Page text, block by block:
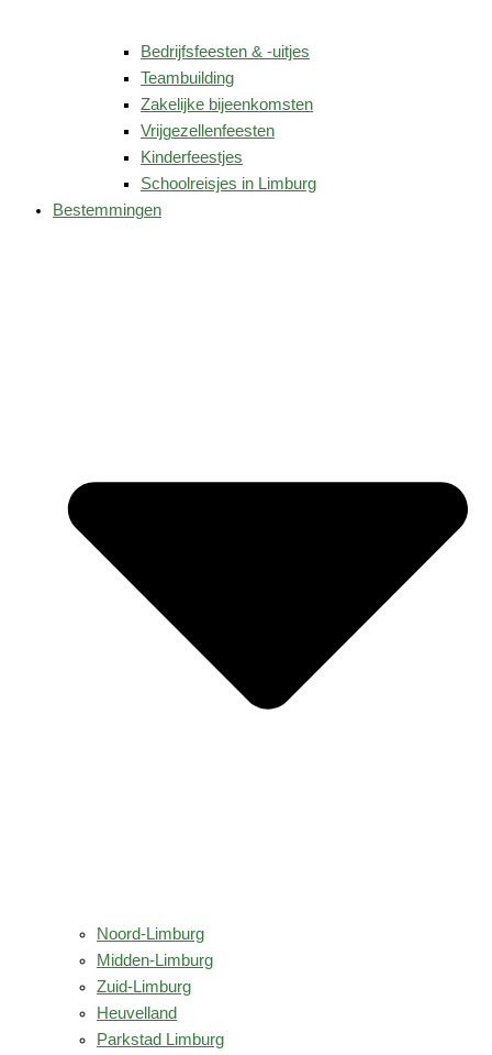
Bedrijfsfeesten & -uitjes
Teambuilding
Zakelijke bijeenkomsten
Vrijgezellenfeesten
Kinderfeestjes
Schoolreisjes in Limburg
Bestemmingen
Noord-Limburg
Midden-Limburg
Zuid-Limburg
Heuvelland
Parkstad Limburg